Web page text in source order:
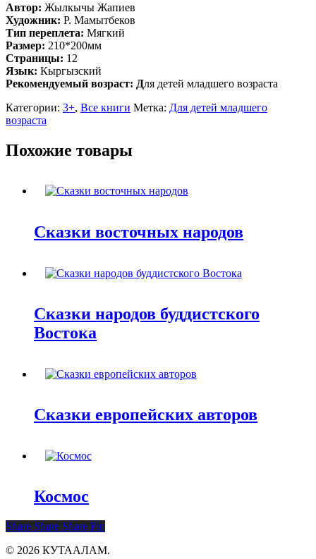
Автор: Жылкычы Жапиев
Художник: Р. Мамытбеков
Тип переплета: Мягкий
Размер: 210*200мм
Страницы: 12
Язык: Кыргызский
Рекомендуемый возраст: Для детей младшего возраста
Категории: 3+, Все книги Метка: Для детей младшего
возраста
Похожие товары
Сказки восточных народов
Сказки народов буддистского
Востока
Сказки европейских авторов
Космос
Share Share Share Pin
© 2026 КУТААЛАМ.